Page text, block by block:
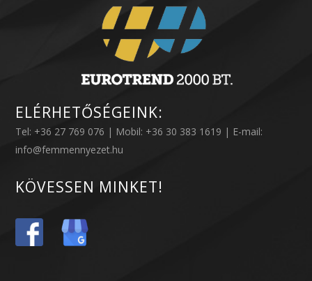
ELÉRHETŐSÉGEINK:
Tel: +36 27 769 076 | Mobil: +36 30 383 1619 | E-mail:
info@femmennyezet.hu
KÖVESSEN MINKET!